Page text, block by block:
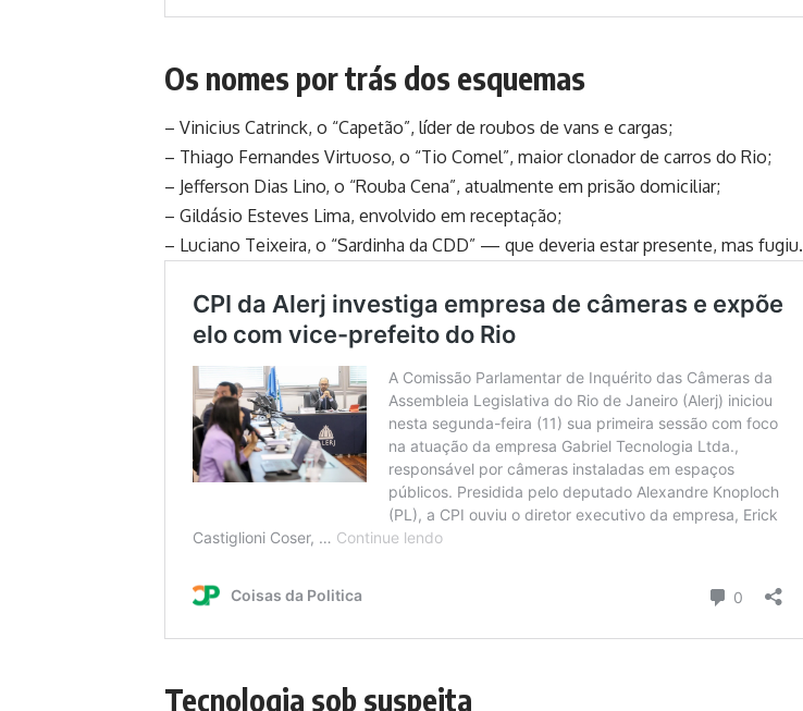
Os nomes por trás dos esquemas
– Vinicius Catrinck, o “Capetão”, líder de roubos de vans e cargas;
– Thiago Fernandes Virtuoso, o “Tio Comel”, maior clonador de carros do Rio;
– Jefferson Dias Lino, o “Rouba Cena”, atualmente em prisão domiciliar;
– Gildásio Esteves Lima, envolvido em receptação;
– Luciano Teixeira, o “Sardinha da CDD” — que deveria estar presente, mas fugiu.
Tecnologia sob suspeita